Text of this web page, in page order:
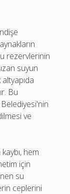
rezervlerinin
suyun
Bu
ve
hem
için
su
ceplerini